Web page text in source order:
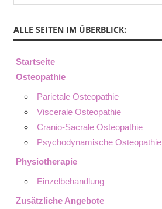
ALLE SEITEN IM ÜBERBLICK:
Startseite
Osteopathie
Parietale Osteopathie
Viscerale Osteopathie
Cranio-Sacrale Osteopathie
Psychodynamische Osteopathie
Physiotherapie
Einzelbehandlung
Zusätzliche Angebote